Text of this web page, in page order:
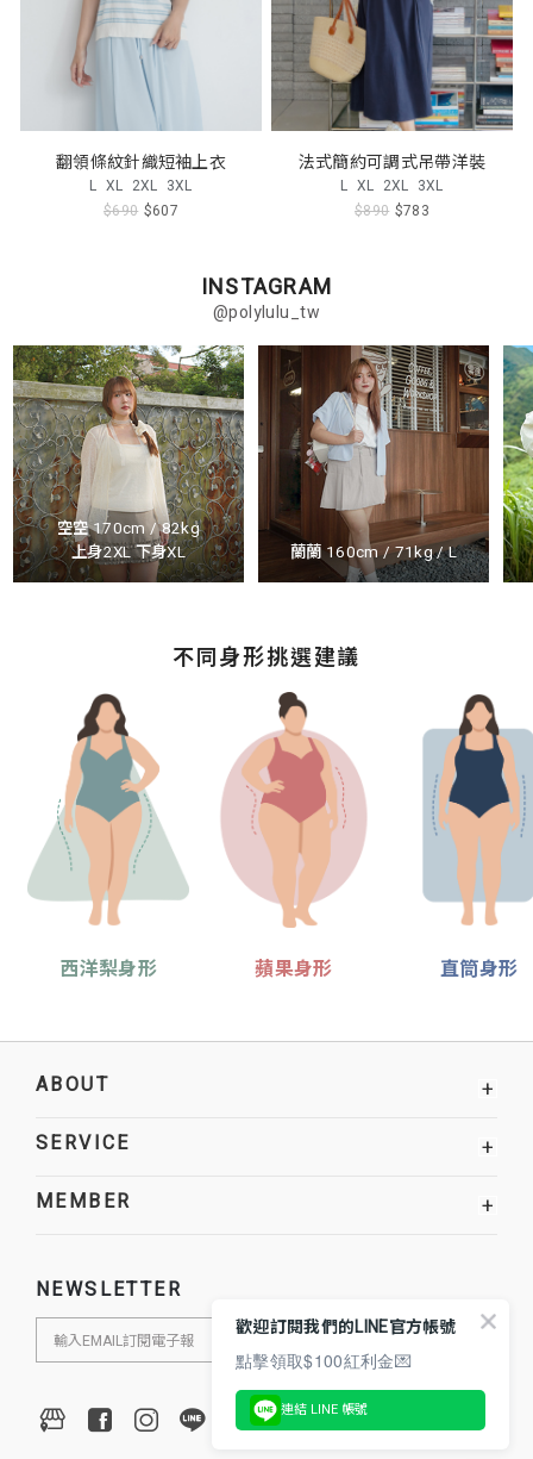
翻領條紋針織短袖上衣
L XL 2XL 3XL
$690 $607
法式簡約可調式吊帶洋裝
L XL 2XL 3XL
$890 $783
INSTAGRAM
@polylulu_tw
空空 170cm / 82kg
上身2XL 下身XL
蘭蘭 160cm / 71kg / L
不同身形挑選建議
西洋梨身形 蘋果身形 直筒身形
ABOUT +
SERVICE +
MEMBER +
NEWSLETTER
歡迎訂閱我們的LINE官方帳號
點擊領取$100紅利金💌
連結 LINE 帳號